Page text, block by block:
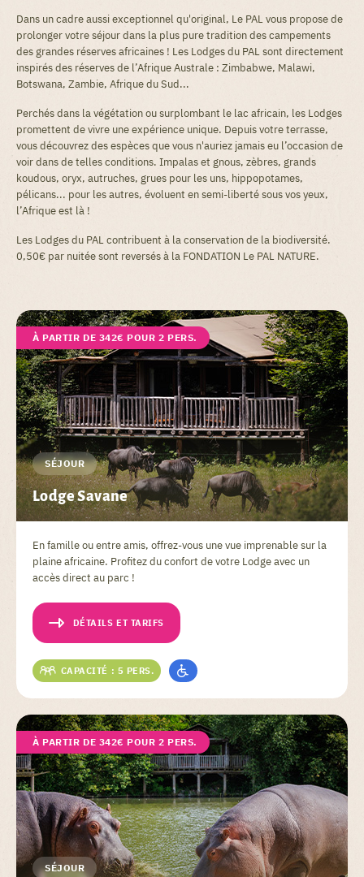
Dans un cadre aussi exceptionnel qu'original, Le PAL vous propose de
prolonger votre séjour dans la plus pure tradition des campements
des grandes réserves africaines ! Les Lodges du PAL sont directement
inspirés des réserves de l’Afrique Australe : Zimbabwe, Malawi,
Botswana, Zambie, Afrique du Sud...
Perchés dans la végétation ou surplombant le lac africain, les Lodges
promettent de vivre une expérience unique. Depuis votre terrasse,
vous découvrez des espèces que vous n'auriez jamais eu l’occasion de
voir dans de telles conditions. Impalas et gnous, zèbres, grands
koudous, oryx, autruches, grues pour les uns, hippopotames,
pélicans... pour les autres, évoluent en semi-liberté sous vos yeux,
l’Afrique est là !
Les Lodges du PAL contribuent à la conservation de la biodiversité.
0,50€ par nuitée sont reversés à la FONDATION Le PAL NATURE.
À PARTIR DE 342€ POUR 2 PERS.
SÉJOUR
Lodge Savane
En famille ou entre amis, offrez-vous une vue imprenable sur la
plaine africaine. Profitez du confort de votre Lodge avec un
accès direct au parc !
DÉTAILS ET TARIFS
CAPACITÉ : 5 PERS.
À PARTIR DE 342€ POUR 2 PERS.
SÉJOUR